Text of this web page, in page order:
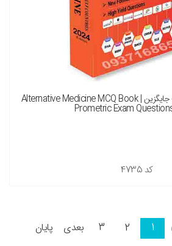
کتاب آزمون پرومتریک طب جایگزین Alternative Medicine MCQ Book |
Prometric Exam
کد 4735
1
2
3 بعدی پایان